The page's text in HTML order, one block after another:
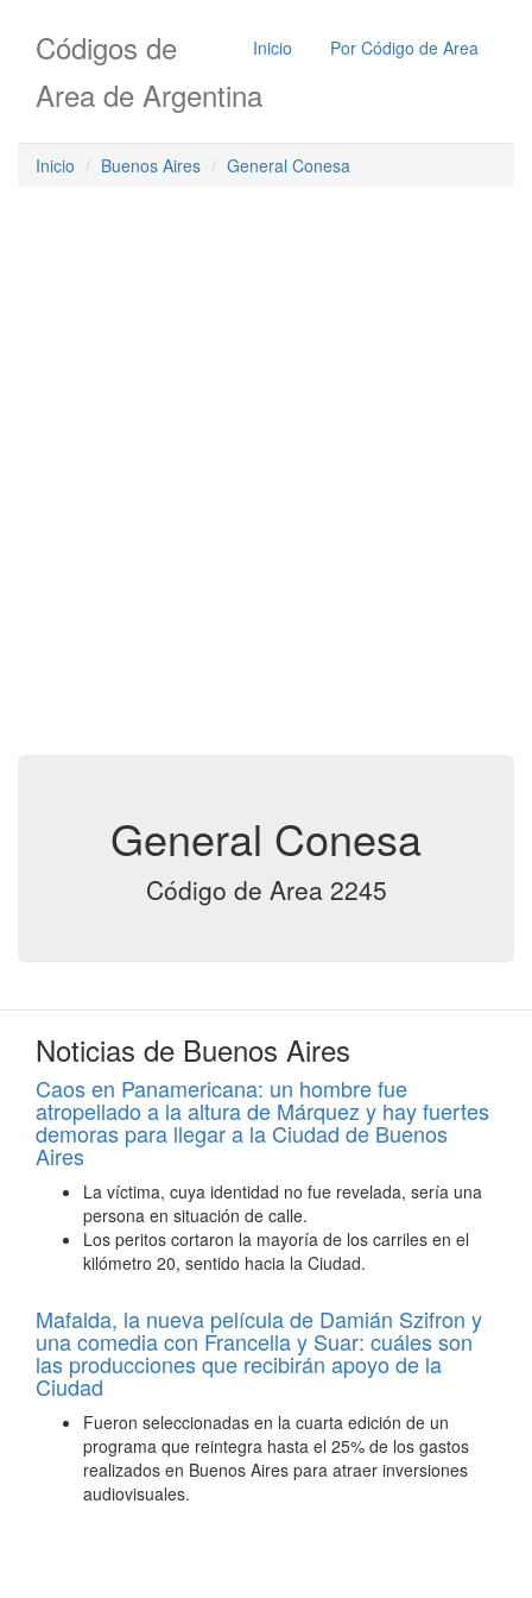
Inicio Por Código de Area
Códigos de
Area de Argentina
Inicio Buenos Aires General Conesa
General Conesa
Código de Area 2245
Noticias de Buenos Aires
Caos en Panamericana: un hombre fue
atropellado a la altura de Márquez y hay fuertes
demoras para llegar a la Ciudad de Buenos
Aires
La víctima, cuya identidad no fue revelada, sería una
persona en situación de calle.
Los peritos cortaron la mayoría de los carriles en el
kilómetro 20, sentido hacia la Ciudad.
Mafalda, la nueva película de Damián Szifron y
una comedia con Francella y Suar: cuáles son
las producciones que recibirán apoyo de la
Ciudad
Fueron seleccionadas en la cuarta edición de un
programa que reintegra hasta el 25% de los gastos
realizados en Buenos Aires para atraer inversiones
audiovisuales.